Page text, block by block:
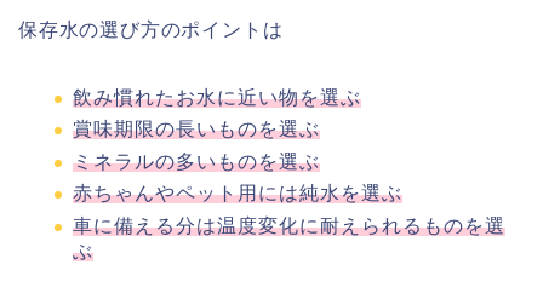
保存水の選び方のポイントは
飲み慣れたお水に近い物を選ぶ
賞味期限の長いものを選ぶ
ミネラルの多いものを選ぶ
赤ちゃんやペット用には純水を選ぶ
車に備える分は温度変化に耐えられるものを選
ぶ